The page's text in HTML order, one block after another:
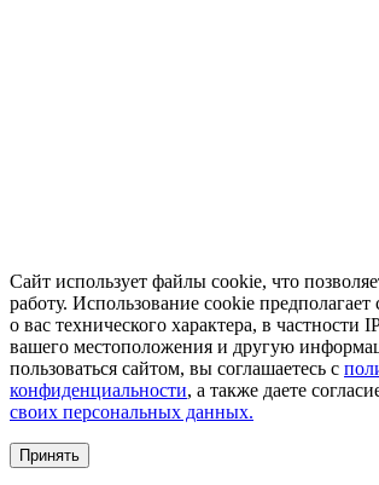
Сайт использует файлы cookie, что
работу. Использование cookie
о вас технического характера, в частности
вашего местоположения и другую
пользоваться сайтом, вы соглашаетесь с
конфиденциальности, а также даете
своих персональных данных.
Принять